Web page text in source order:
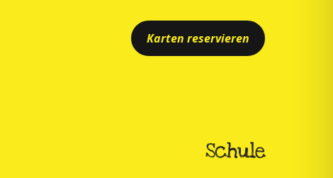
Karten reservieren
Schule